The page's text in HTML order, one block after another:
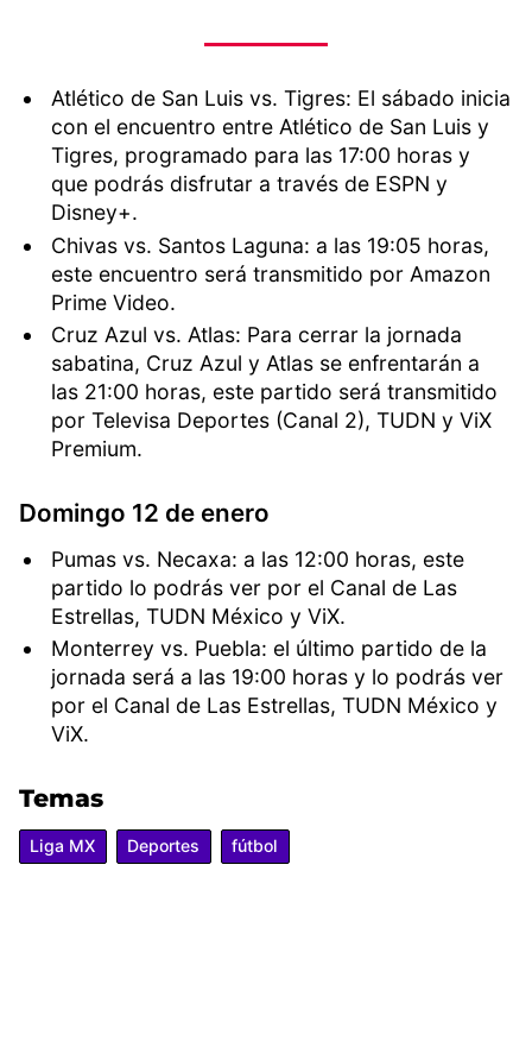
Atlético de San Luis vs. Tigres: El sábado inicia
con el encuentro entre Atlético de San Luis y
Tigres, programado para las 17:00 horas y
que podrás disfrutar a través de ESPN y
Disney+.
Chivas vs. Santos Laguna: a las 19:05 horas,
este encuentro será transmitido por Amazon
Prime Video.
Cruz Azul vs. Atlas: Para cerrar la jornada
sabatina, Cruz Azul y Atlas se enfrentarán a
las 21:00 horas, este partido será transmitido
por Televisa Deportes (Canal 2), TUDN y ViX
Premium.
Domingo 12 de enero
Pumas vs. Necaxa: a las 12:00 horas, este
partido lo podrás ver por el Canal de Las
Estrellas, TUDN México y ViX.
Monterrey vs. Puebla: el último partido de la
jornada será a las 19:00 horas y lo podrás ver
por el Canal de Las Estrellas, TUDN México y
ViX.
Temas
Liga MX Deportes fútbol